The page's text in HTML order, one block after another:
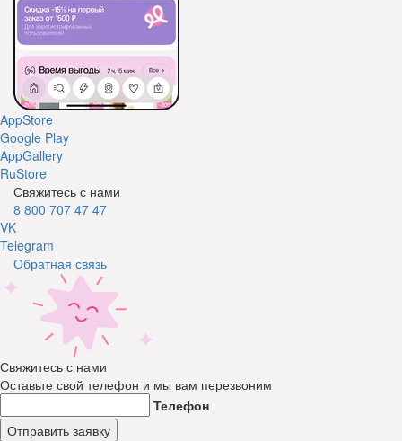
AppStore
Google Play
AppGallery
RuStore
Свяжитесь с нами
8 800 707 47 47
VK
Telegram
Обратная связь
Свяжитесь с нами
Оставьте свой телефон и мы вам перезвоним
Телефон
Отправить заявку